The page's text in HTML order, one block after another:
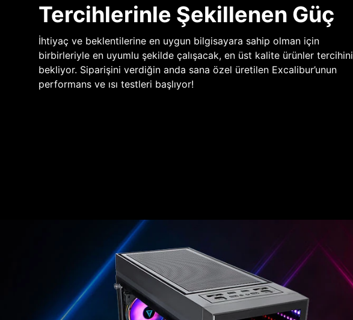
Tercihlerinle Şekillenen Güç
İhtiyaç ve beklentilerine en uygun bilgisayara sahip olman için
birbirleriyle en uyumlu şekilde çalışacak, en üst kalite ürünler tercihini
bekliyor. Siparişini verdiğin anda sana özel üretilen Excalibur’unun
performans ve ısı testleri başlıyor!